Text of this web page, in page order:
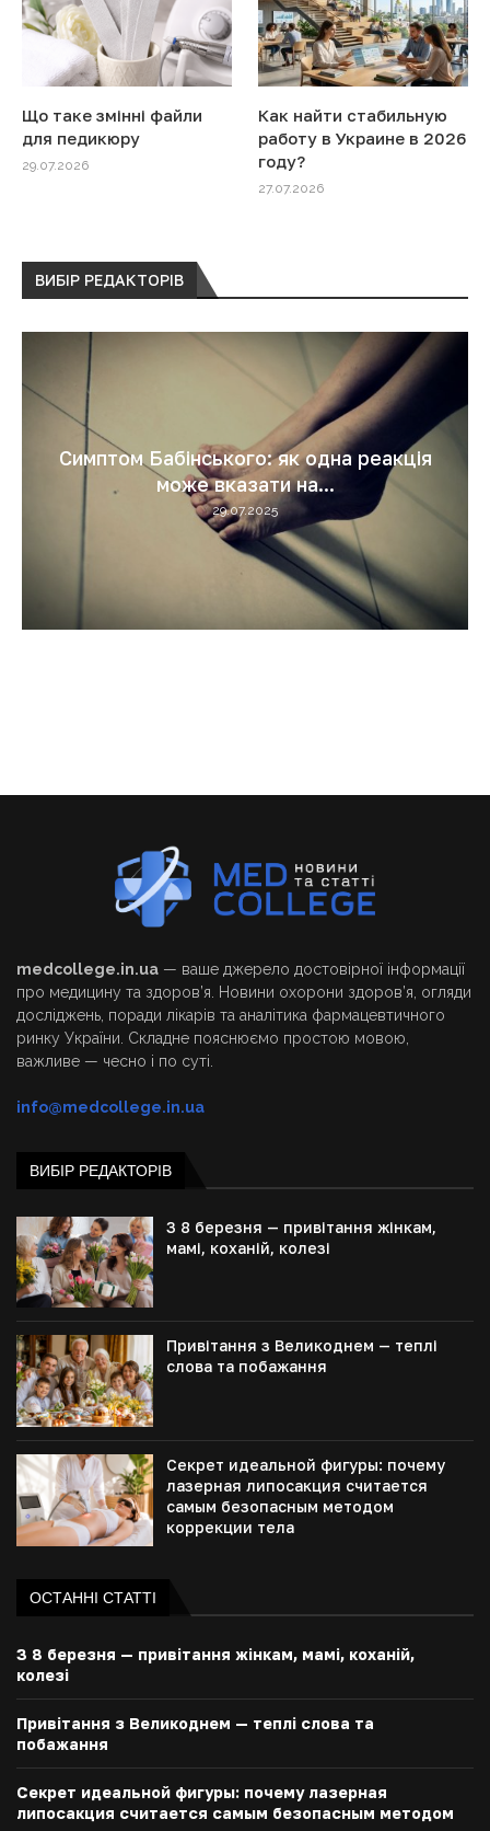
Що таке змінні файли
для педикюру
29.07.2026
Как найти стабильную
работу в Украине в 2026
году?
27.07.2026
ВИБІР РЕДАКТОРІВ
Симптом Бабінського: як одна реакція
може вказати на...
29.07.2025
medcollege.in.ua — ваше джерело достовірної інформації
про медицину та здоров’я. Новини охорони здоров’я, огляди
досліджень, поради лікарів та аналітика фармацевтичного
ринку України. Складне пояснюємо простою мовою,
важливе — чесно і по суті.
info@medcollege.in.ua
ВИБІР РЕДАКТОРІВ
З 8 березня — привітання жінкам,
мамі, коханій, колезі
Привітання з Великоднем — теплі
слова та побажання
Секрет идеальной фигуры: почему
лазерная липосакция считается
самым безопасным методом
коррекции тела
ОСТАННІ СТАТТІ
З 8 березня — привітання жінкам, мамі, коханій,
колезі
Привітання з Великоднем — теплі слова та
побажання
Секрет идеальной фигуры: почему лазерная
липосакция считается самым безопасным методом